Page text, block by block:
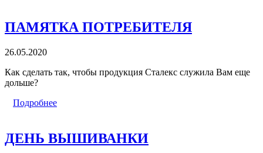
ПАМЯТКА ПОТРЕБИТЕЛЯ
26.05.2020
Как сделать так, чтобы продукция Сталекс служила Вам еще
дольше?
Подробнее
ДЕНЬ ВЫШИВАНКИ